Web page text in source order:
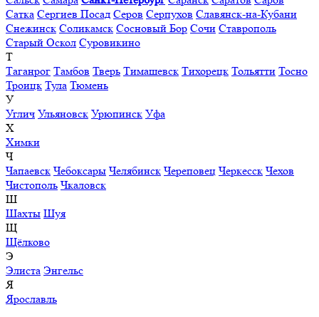
Сатка Сергиев Посад Серов Серпухов Славянск-на-Кубани
Снежинск Соликамск Сосновый Бор Сочи Ставрополь
Старый Оскол Суровикино
Т
Таганрог Тамбов Тверь Тимашевск Тихорецк Тольятти Тосно
Троицк Тула Тюмень
У
Углич Ульяновск Урюпинск Уфа
Х
Химки
Ч
Чапаевск Чебоксары Челябинск Череповец Черкесск Чехов
Чистополь Чкаловск
Ш
Шахты Шуя
Щ
Щёлково
Э
Элиста Энгельс
Я
Ярославль